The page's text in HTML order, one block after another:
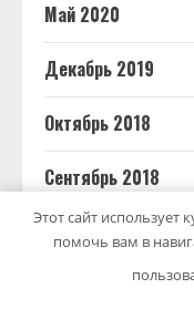
Май 2020
Декабрь 2019
Октябрь 2018
Сентябрь 2018
Октябрь 2017
Этот сайт использует
помочь вам в